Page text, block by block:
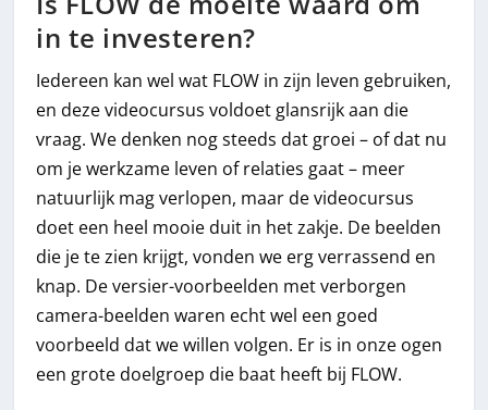
in te investeren?
Iedereen kan wel wat FLOW in zijn leven gebruiken,
en deze videocursus voldoet glansrijk aan die
vraag. We denken nog steeds dat groei – of dat nu
om je werkzame leven of relaties gaat – meer
natuurlijk mag verlopen, maar de videocursus
doet een heel mooie duit in het zakje. De beelden
die je te zien krijgt, vonden we erg verrassend en
knap. De versier-voorbeelden met verborgen
camera-beelden waren echt wel een goed
voorbeeld dat we willen volgen. Er is in onze ogen
een grote doelgroep die baat heeft bij FLOW.